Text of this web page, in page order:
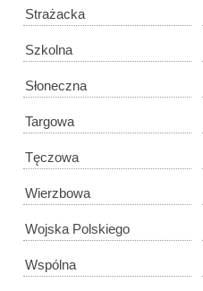
Strażacka
Szkolna
Słoneczna
Targowa
Tęczowa
Wierzbowa
Wojska Polskiego
Wspólna